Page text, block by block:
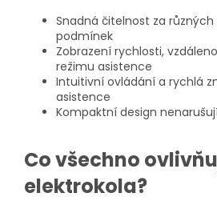
Snadná čitelnost za
podmínek
Zobrazení rychlosti,
režimu asistence
Intuitivní ovládání a rychlá
asistence
Kompaktní design
Co všechno
elektrokola?